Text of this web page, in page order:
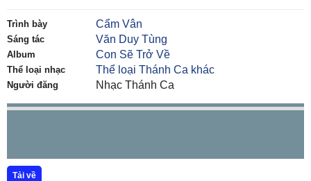
Trình bày Cẩm Vân
Sáng tác Văn Duy Tùng
Album Con Sẽ Trở Về
Thể loại nhạc Thể loại Thánh Ca khác
Người đăng Nhạc Thánh Ca
Tải về